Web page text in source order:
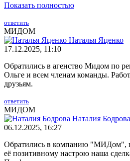
Показать полностью
ответить
МИДОМ
Наталья Яценко
17.12.2025, 11:10
Обратились в агенство Мидом по
Ольге и всем членам команды.
друзьям.
ответить
МИДОМ
Наталия Бодрова
06.12.2025, 16:27
Обратились в компанию "МИДом",
её позитивному настрою наша